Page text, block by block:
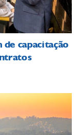
capacitação